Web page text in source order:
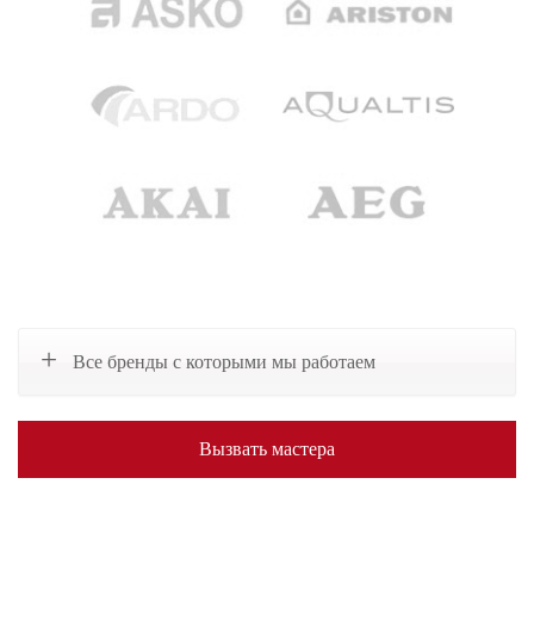
Все бренды с которыми мы работаем
Вызвать мастера